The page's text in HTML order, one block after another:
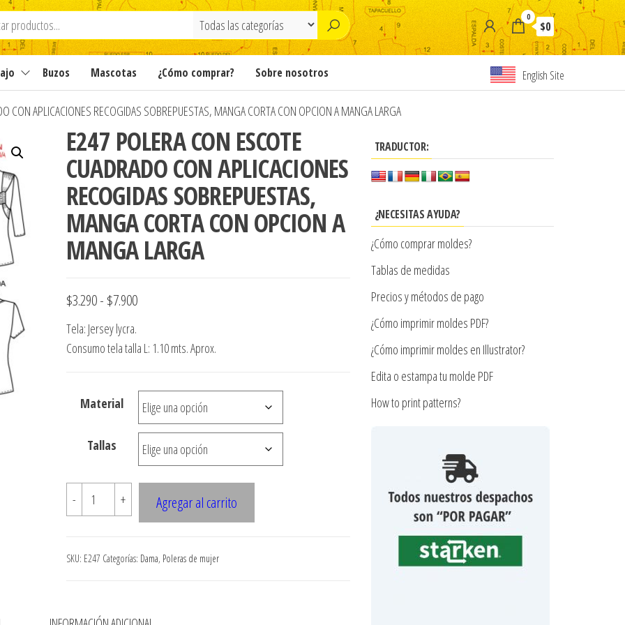
0
$0
Buzos Mascotas ¿Cómo comprar? Sobre nosotros English Site
CON APLICACIONES RECOGIDAS SOBREPUESTAS, MANGA CORTA CON OPCION A MANGA LARGA
E247 POLERA CON ESCOTE
CUADRADO CON APLICACIONES
RECOGIDAS SOBREPUESTAS,
MANGA CORTA CON OPCION A
MANGA LARGA
$3.290- $7.900Rango
precios:
$3.290
hasta
$7.900
Tela: Jersey lycra.
Consumo tela talla L: 1.10 mts. Aprox.
Material
Tallas
-
E247
POLERA
ESCOTE
CUADRADO
+ Agregar al carrito
SKU: E247 Categorías: Dama, Poleras de mujer
TRADUCTOR:
¿NECESITAS AYUDA?
¿Cómo comprar moldes?
Tablas de medidas
Precios y métodos de pago
¿Cómo imprimir moldes PDF?
¿Cómo imprimir moldes en Illustrator?
Edita o estampa tu molde PDF
How to print patterns?